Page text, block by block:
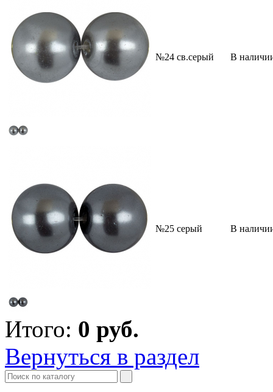
№24 св.серый В
№25 серый В
Итого: 0 руб.
Вернуться в раздел